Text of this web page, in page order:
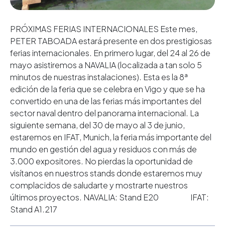
PRÓXIMAS FERIAS INTERNACIONALES Este mes,
PETER TABOADA estará presente en dos prestigiosas
ferias internacionales. En primero lugar, del 24 al 26 de
mayo asistiremos a NAVALIA (localizada a tan solo 5
minutos de nuestras instalaciones). Esta es la 8ª
edición de la feria que se celebra en Vigo y que se ha
convertido en una de las ferias más importantes del
sector naval dentro del panorama internacional. La
siguiente semana, del 30 de mayo al 3 de junio,
estaremos en IFAT, Munich, la feria más importante del
mundo en gestión del agua y residuos con más de
3.000 expositores. No pierdas la oportunidad de
visítanos en nuestros stands donde estaremos muy
complacidos de saludarte y mostrarte nuestros
últimos proyectos. NAVALIA: Stand E20 IFAT:
Stand A1.217